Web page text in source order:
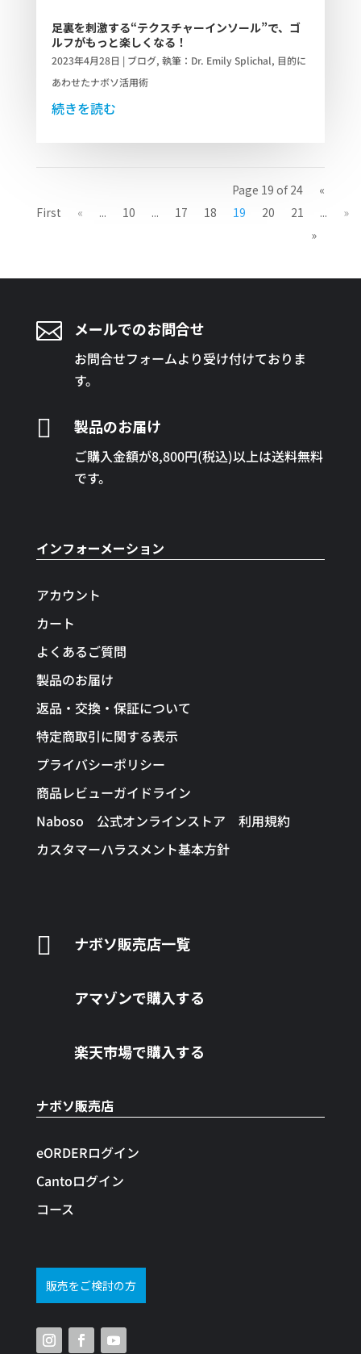
足裏を刺激する“テクスチャーインソール”で、ゴ
ルフがもっと楽しくなる！
2023年4月28日 | ブログ, 執筆：Dr. Emily Splichal, 目的に
あわせたナボソ活用術
続きを読む
Page 19 of 24
«
First
« ... 10 ... 17 18 19 20 21 ...
»
»
 メールでのお問合せ
お問合せフォームより受け付けておりま
す。
 製品のお届け
ご購入金額が8,800円(税込)以上は送料無料
です。
インフォーメーション
アカウント
カート
よくあるご質問
製品のお届け
返品・交換・保証について
特定商取引に関する表示
プライバシーポリシー
商品レビューガイドライン
Naboso 公式オンラインストア 利用規約
カスタマーハラスメント基本方針
 ナボソ販売店一覧
アマゾンで購入する
楽天市場で購入する
ナボソ販売店
eORDERログイン
Cantoログイン
コース
販売をご検討の方